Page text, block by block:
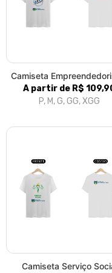
Camiseta
A partir de R$
P, M, G, GG, XGG
Camiseta Serviço